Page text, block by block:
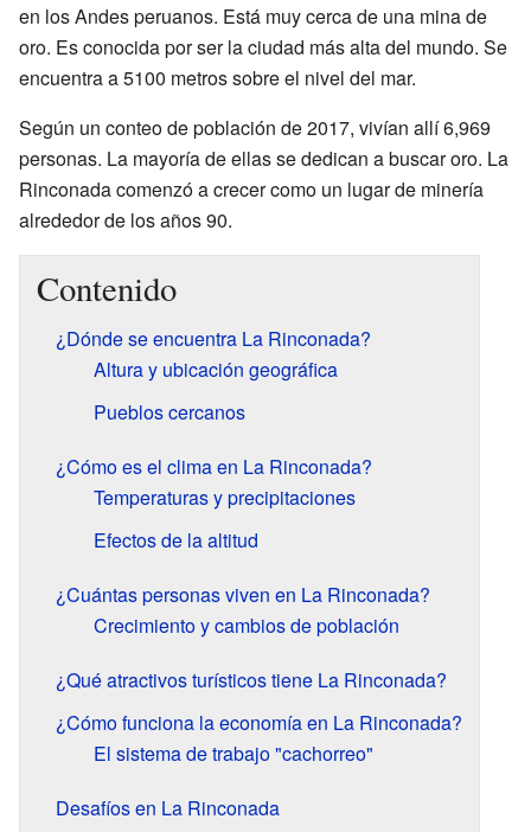
en los Andes peruanos. Está muy cerca de una mina de
oro. Es conocida por ser la ciudad más alta del mundo. Se
encuentra a 5100 metros sobre el nivel del mar.
Según un conteo de población de 2017, vivían allí 6,969
personas. La mayoría de ellas se dedican a buscar oro. La
Rinconada comenzó a crecer como un lugar de minería
alrededor de los años 90.
Contenido
¿Dónde se encuentra La Rinconada?
Altura y ubicación geográfica
Pueblos cercanos
¿Cómo es el clima en La Rinconada?
Temperaturas y precipitaciones
Efectos de la altitud
¿Cuántas personas viven en La Rinconada?
Crecimiento y cambios de población
¿Qué atractivos turísticos tiene La Rinconada?
¿Cómo funciona la economía en La Rinconada?
El sistema de trabajo "cachorreo"
Desafíos en La Rinconada